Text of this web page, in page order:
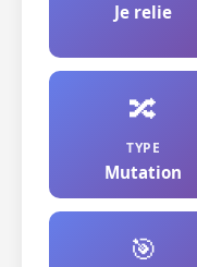
Je relie
🔀
TYPE
Mutation
🎯